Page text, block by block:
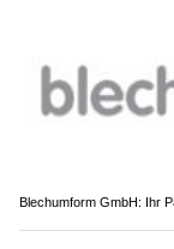
Blechumform GmbH: Ihr